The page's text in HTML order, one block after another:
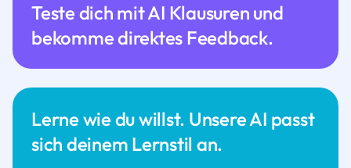
Lerne wie du willst. Unsere AI passt
sich deinem Lernstil an.
Teste dich mit AI Klausuren und
bekomme direktes Feedback.